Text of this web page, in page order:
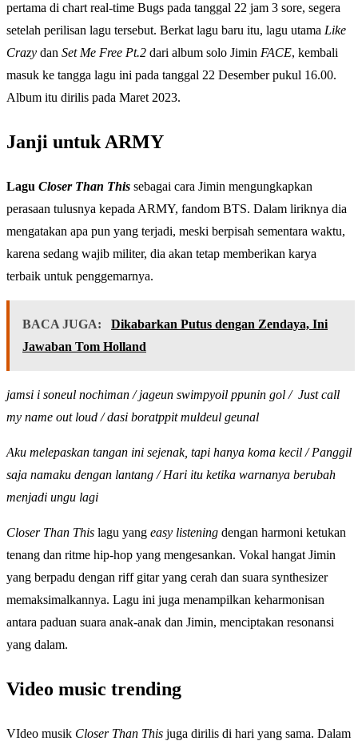
pertama di chart real-time Bugs pada tanggal 22 jam 3 sore, segera
setelah perilisan lagu tersebut. Berkat lagu baru itu, lagu utama Like
Crazy dan Set Me Free Pt.2 dari album solo Jimin FACE, kembali
masuk ke tangga lagu ini pada tanggal 22 Desember pukul 16.00.
Album itu dirilis pada Maret 2023.
Janji untuk ARMY
Lagu Closer Than This sebagai cara Jimin mengungkapkan
perasaan tulusnya kepada ARMY, fandom BTS. Dalam liriknya dia
mengatakan apa pun yang terjadi, meski berpisah sementara waktu,
karena sedang wajib militer, dia akan tetap memberikan karya
terbaik untuk penggemarnya.
BACA JUGA:
Dikabarkan Putus dengan Zendaya, Ini
Jawaban Tom Holland
jamsi i soneul nochiman / jageun swimpyoil ppunin gol / Just call
my name out loud / dasi boratppit muldeul geunal
Aku melepaskan tangan ini sejenak, tapi hanya koma kecil / Panggil
saja namaku dengan lantang / Hari itu ketika warnanya berubah
menjadi ungu lagi
Closer Than This lagu yang easy listening dengan harmoni ketukan
tenang dan ritme hip-hop yang mengesankan. Vokal hangat Jimin
yang berpadu dengan riff gitar yang cerah dan suara synthesizer
memaksimalkannya. Lagu ini juga menampilkan keharmonisan
antara paduan suara anak-anak dan Jimin, menciptakan resonansi
yang dalam.
Video music trending
VIdeo musik Closer Than This juga dirilis di hari yang sama. Dalam